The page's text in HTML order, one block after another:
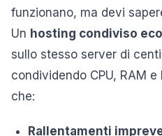
funzionano, ma devi
Un hosting condiviso
sullo stesso server di
condividendo CPU, RAM
che:
Rallentamenti